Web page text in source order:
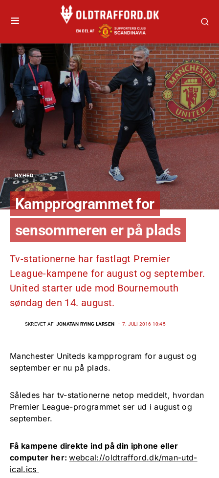
NYHED
Kampprogrammet for
sensommeren er på plads
Tv-stationerne har fastlagt Premier
League-kampene for august og september.
United starter ude mod Bournemouth
søndag den 14. august.
SKREVET AF JONATAN RYING LARSEN 7. JULI 2016 10:45
Manchester Uniteds kampprogram for august og
september er nu på plads.
Således har tv-stationerne netop meddelt, hvordan
Premier League-programmet ser ud i august og
september.
Få kampene direkte ind på din iphone eller
computer her:webcal://oldtrafford.dk/man-utd-
ical.ics